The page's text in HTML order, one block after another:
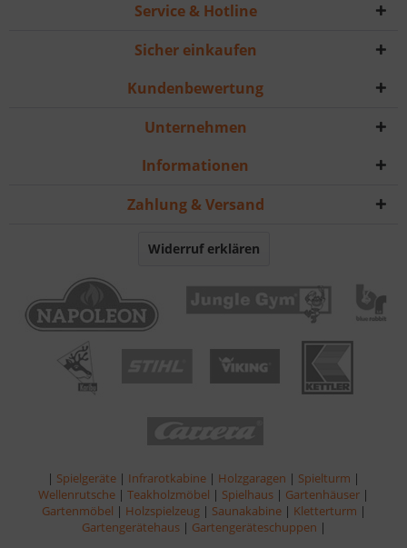
Service & Hotline
Sicher einkaufen
Kundenbewertung
Unternehmen
Informationen
Zahlung & Versand
Widerruf erklären
| Spielgeräte | Infrarotkabine | Holzgaragen | Spielturm |
Wellenrutsche | Teakholzmöbel | Spielhaus | Gartenhäuser |
Gartenmöbel | Holzspielzeug | Saunakabine | Kletterturm |
Gartengerätehaus | Gartengeräteschuppen |